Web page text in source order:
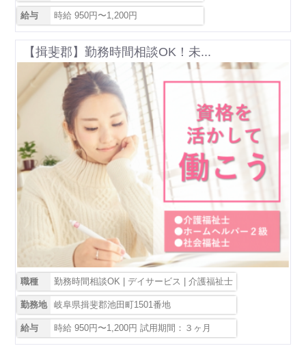
給与 時給 950円〜1,200円
【揖斐郡】勤務時間相談OK！未...
職種 勤務時間相談OK | デイサービス | 介護福祉士
勤務地 岐阜県揖斐郡池田町1501番地
給与 時給 950円〜1,200円 試用期間：３ヶ月